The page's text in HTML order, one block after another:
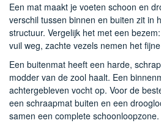
Een mat maakt je voeten schoon en
verschil tussen binnen en buiten zit in
structuur. Vergelijk het met een
vuil weg, zachte vezels nemen het
Een buitenmat heeft een harde,
modder van de zool haalt. Een
achtergebleven vocht op. Voor de
een schraapmat buiten en een
samen een complete schoonloopzone.